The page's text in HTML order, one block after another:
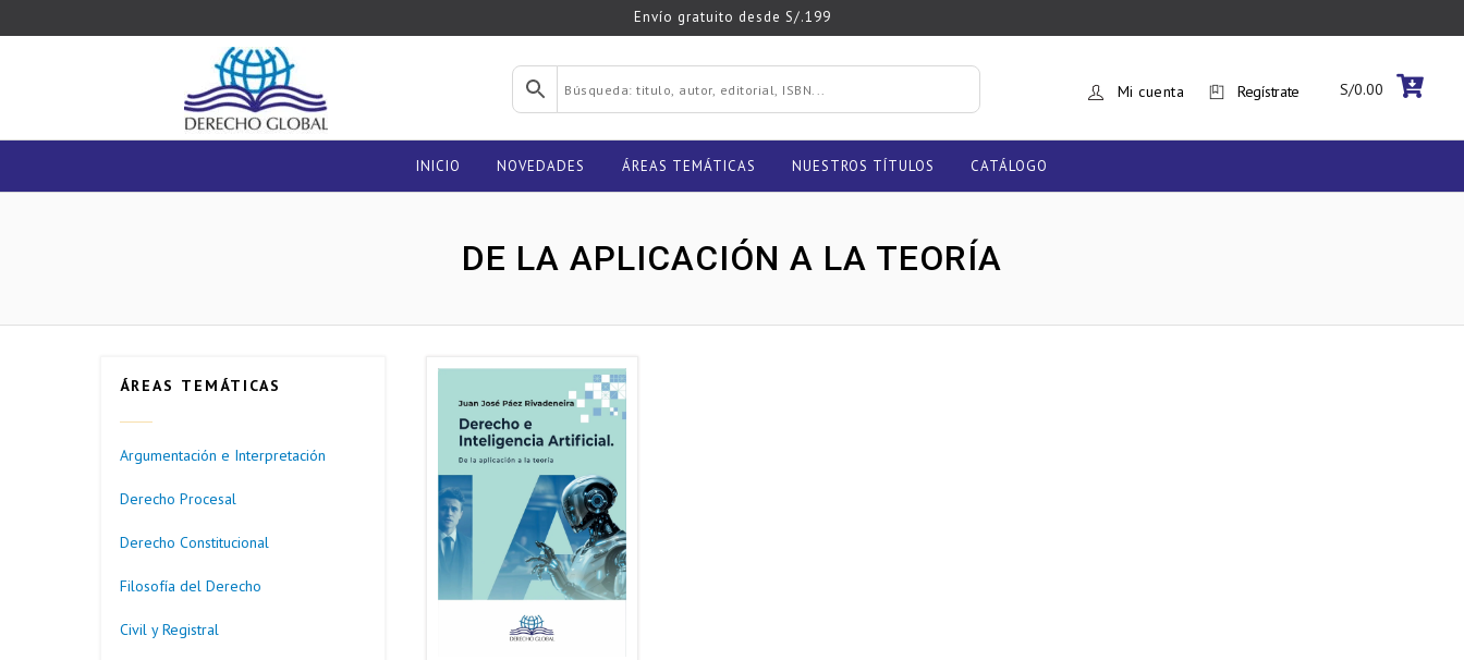
Envío gratuito desde S/.199
Mi cuenta Regístrate S/0.00
INICIO NOVEDADES ÁREAS TEMÁTICAS NUESTROS TÍTULOS CATÁLOGO
DE LA APLICACIÓN A LA TEORÍA
ÁREAS TEMÁTICAS
Argumentación e Interpretación
Derecho Procesal
Derecho Constitucional
Filosofía del Derecho
Civil y Registral